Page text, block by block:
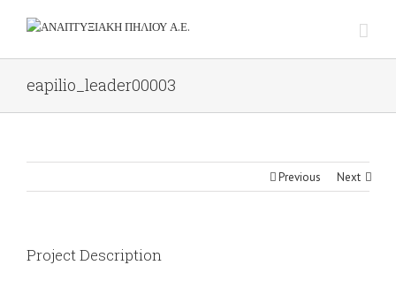
eapilio_leader00003
Previous Next
Project Description